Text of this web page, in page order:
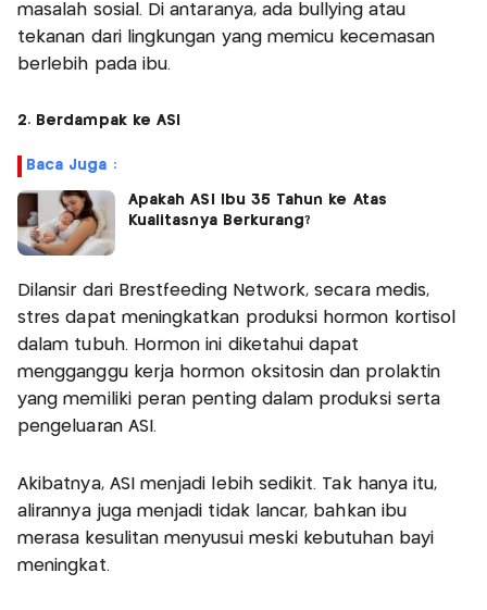
masalah sosial. Di antaranya, ada bullying atau
tekanan dari lingkungan yang memicu kecemasan
berlebih pada ibu.
2. Berdampak ke ASI
Baca Juga :
Apakah ASI Ibu 35 Tahun ke Atas
Kualitasnya Berkurang?
Dilansir dari Brestfeeding Network, secara medis,
stres dapat meningkatkan produksi hormon kortisol
dalam tubuh. Hormon ini diketahui dapat
mengganggu kerja hormon oksitosin dan prolaktin
yang memiliki peran penting dalam produksi serta
pengeluaran ASI.
Akibatnya, ASI menjadi lebih sedikit. Tak hanya itu,
alirannya juga menjadi tidak lancar, bahkan ibu
merasa kesulitan menyusui meski kebutuhan bayi
meningkat.